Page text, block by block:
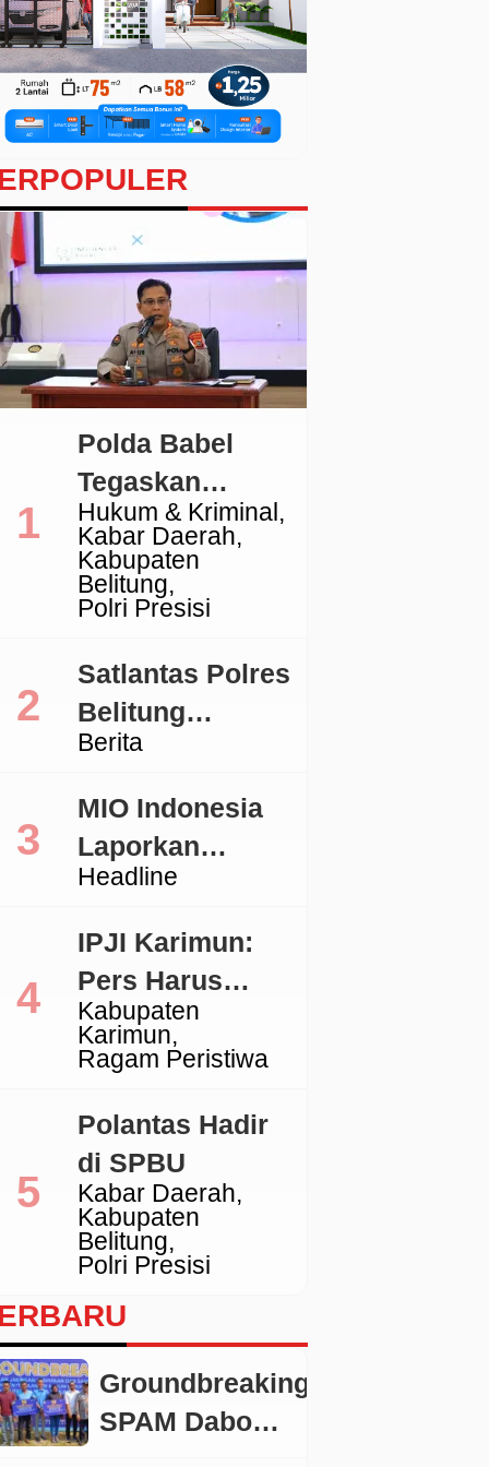
Hukum & Kriminal
Kabar Daerah
Kabupaten
Belitung
Polri Presisi
Polda Babel
Tegaskan
Komitmen
Penegakan
Hukum Terkait
Pasir Timah
Ilegal Di
Belitung
Berita
Satlantas Polres
Belitung
Tertibkan
dengan TNKB
Tidak Sesuai
Headline
MIO Indonesia
Laporkan
Pengacara
Polda Metro
Jaya
Kabupaten
Karimun
Ragam Peristiwa
IPJI Karimun:
Pers Harus
Dilindungi,
Wartawan yang
Juga Wajib
Dikoreksi
Kabar Daerah
Kabupaten
Belitung
Polri Presisi
Polantas Hadir
di SPBU
Groundbreaking
SPAM Dabo